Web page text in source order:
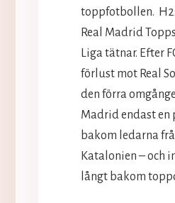
toppfotbollen.
Real Madrid
Liga tätnar. Efter
förlust mot Real
den förra
Madrid endast en
bakom ledarna
Katalonien – och
långt bakom